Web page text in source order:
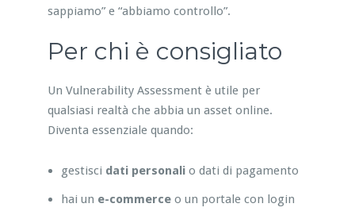
sappiamo” e “abbiamo controllo”.
Per chi è consigliato
Un Vulnerability Assessment è utile per
qualsiasi realtà che abbia un asset online.
Diventa essenziale quando:
gestisci dati personalio dati di pagamento
hai un e-commerceo un portale con login